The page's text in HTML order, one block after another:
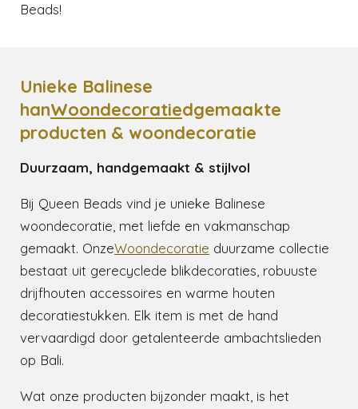
Beads!
Unieke Balinese
hanWoondecoratiedgemaakte
producten & woondecoratie
Duurzaam, handgemaakt & stijlvol
Bij Queen Beads vind je unieke Balinese
woondecoratie, met liefde en vakmanschap
gemaakt. OnzeWoondecoratie duurzame collectie
bestaat uit gerecyclede blikdecoraties, robuuste
drijfhouten accessoires en warme houten
decoratiestukken. Elk item is met de hand
vervaardigd door getalenteerde ambachtslieden
op Bali.
Wat onze producten bijzonder maakt, is het